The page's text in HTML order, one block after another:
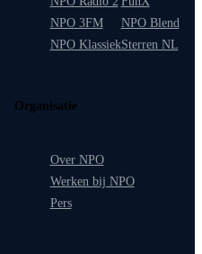
NPO 3FM
NPO Klassiek
NPO Blend
Sterren NL
Organisatie
Over NPO
Werken bij NPO
Pers